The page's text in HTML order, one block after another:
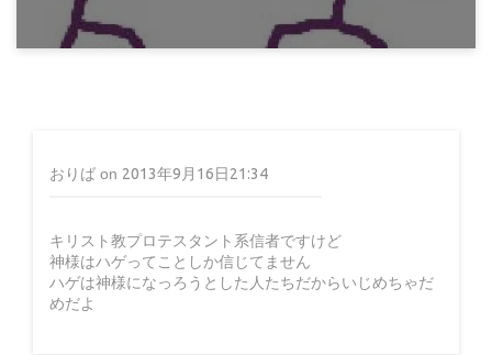
ナムサン(L)
12年前
おりば on 2013年9月16日21:34
キリスト教プロテスタント系信者ですけど
神様はハゲってことしか信じてません
ハゲは神様になっろうとした人たちだからいじめちゃだ
めだよ